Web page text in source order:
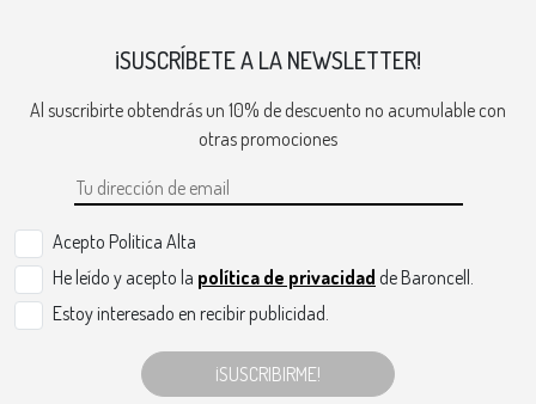
¡SUSCRÍBETE A LA NEWSLETTER!
Al suscribirte obtendrás un 10% de descuento no acumulable con
otras promociones
Acepto Politica Alta
He leído y acepto la política de privacidad de Baroncell.
Estoy interesado en recibir publicidad.
¡SUSCRIBIRME!